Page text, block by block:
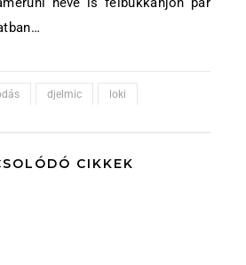
djelmic loki
CIKKEK